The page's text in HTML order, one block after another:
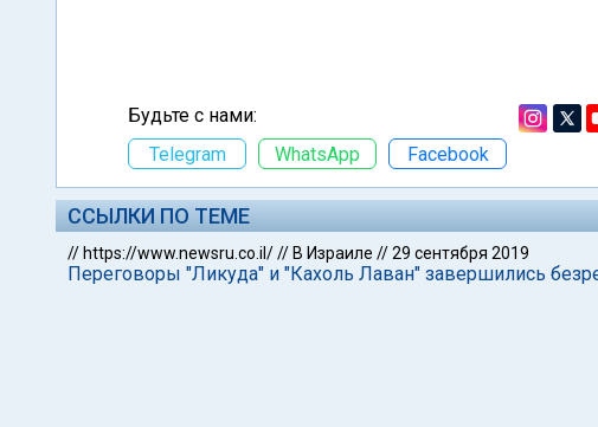
Будьте с нами:
Telegram
WhatsApp Facebook
ССЫЛКИ ПО ТЕМЕ
// https://www.newsru.co.il/// В Израиле //29 сентября 2019
Переговоры "Ликуда" и "Кахоль Лаван" завершились